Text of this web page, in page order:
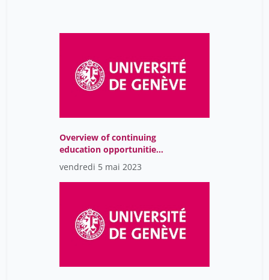
Overview of continuing
education opportunities
related to philanthropy
and the non-for-profit
sector in Switzerland, in
SwissFoundations and
proFonds
vendredi 5 mai 2023